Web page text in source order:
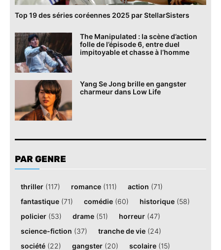
Top 19 des séries coréennes 2025 par StellarSisters
The Manipulated : la scène d’action
folle de l’épisode 6, entre duel
impitoyable et chasse à l’homme
Yang Se Jong brille en gangster
charmeur dans Low Life
PAR GENRE
thriller (117) romance (111) action (71)
fantastique (71) comédie (60) historique (58)
policier (53) drame (51) horreur (47)
science-fiction (37) tranche de vie (24)
société (22) gangster (20) scolaire (15)